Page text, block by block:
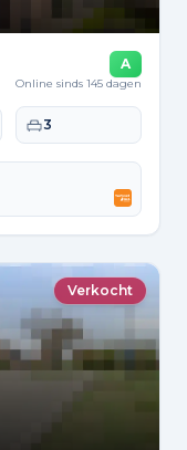
A
Online sinds 145 dagen
Slaapkamers
3
Verkocht